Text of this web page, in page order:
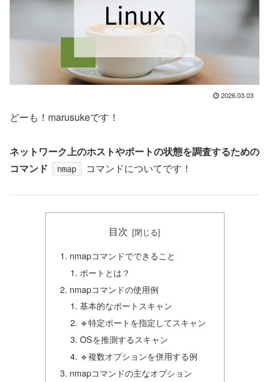
2026.03.03
どーも！marusukeです！
ネットワーク上のホストやポートの状態を調査するための
コマンド
nmap コマンドについてです！
目次
nmapコマンドでできること
ポートとは？
nmapコマンドの使用例
基本的なポートスキャン
🔹特定ポートを指定してスキャン
OSを推測するスキャン
🔹複数オプションを併用する例
nmapコマンドの主なオプション